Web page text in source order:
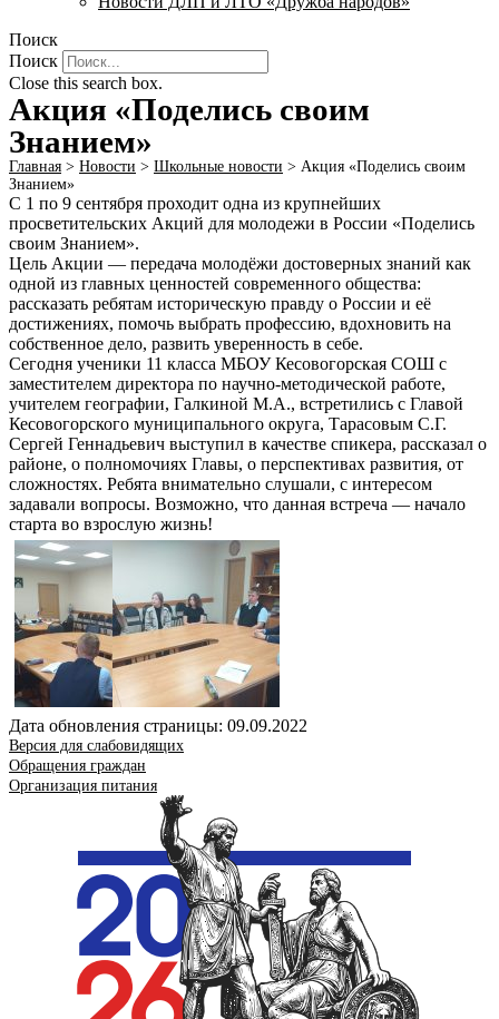
Поиск
Поиск
Close this search box.
Акция «Поделись своим
Знанием»
Главная > Новости > Школьные новости > Акция «Поделись своим
Знанием»
С 1 по 9 сентября проходит одна из крупнейших
просветительских Акций для молодежи в России «Поделись
своим Знанием».
Цель Акции — передача молодёжи достоверных знаний как
одной из главных ценностей современного общества:
рассказать ребятам историческую правду о России и её
достижениях, помочь выбрать профессию, вдохновить на
собственное дело, развить уверенность в себе.
Сегодня ученики 11 класса МБОУ Кесовогорская СОШ с
заместителем директора по научно-методической работе,
учителем географии, Галкиной М.А., встретились с Главой
Кесовогорского муниципального округа, Тарасовым С.Г.
Сергей Геннадьевич выступил в качестве спикера, рассказал о
районе, о полномочиях Главы, о перспективах развития, от
сложностях. Ребята внимательно слушали, с интересом
задавали вопросы. Возможно, что данная встреча — начало
старта во взрослую жизнь!
Дата обновления страницы: 09.09.2022
Версия для слабовидящих
Обращения граждан
Организация питания